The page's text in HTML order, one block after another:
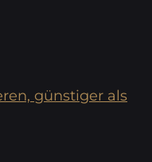
günstiger als